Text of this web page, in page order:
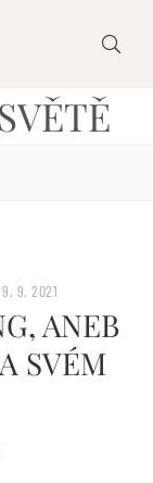
9. 9. 2021
ANEB
SVÉM